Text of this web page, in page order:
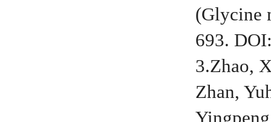
(Glycine
693.
3.Zhao,
Zhan,